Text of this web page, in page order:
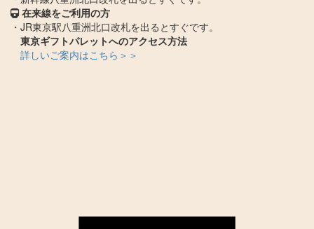
在来線をご利用の方
・JR東京駅八重洲北口改札を出るとすぐです。
東京ギフトパレットへのアクセス方法
詳しいご案内はこちら＞＞